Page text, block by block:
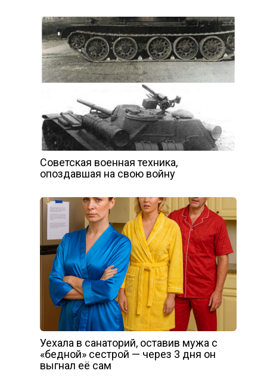
Советская военная техника,
опоздавшая на свою войну
Уехала в санаторий, оставив мужа с
«бедной» сестрой — через 3 дня он
выгнал её сам